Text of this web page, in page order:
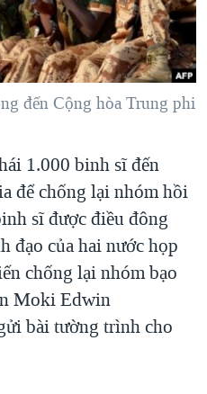
DẢI GAZA
'BÊN THẮNG CUỘC'
NAM
TẠI VIỆT NAM
PHỦ VIỆT NAM
TRỘM HẢI SÂM
đến Cộng hòa Trung phi
1.000 binh sĩ đến
để chống lại nhóm hồi
sĩ được điều đông
đạo của hai nước họp
chống lại nhóm bạo
Moki Edwin
bài tường trình cho